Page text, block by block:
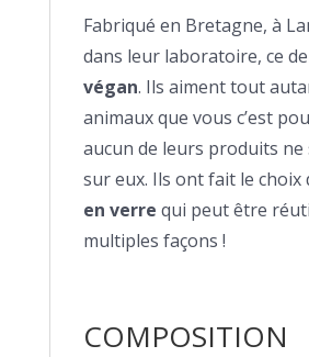
Fabriqué en Bretagne, à
dans leur laboratoire, ce
végan. Ils aiment tout
animaux que vous c’est
aucun de leurs produits
sur eux. Ils ont fait le choix
en verre qui peut être
multiples façons !
COMPOSITION